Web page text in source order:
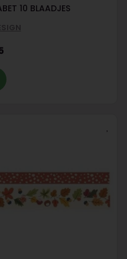
10 BLAADJES